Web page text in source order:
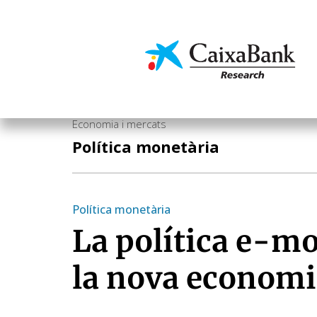
Economia i mercats
Economia i mercats
Política monetària
Política monetària
La política e-
la nova